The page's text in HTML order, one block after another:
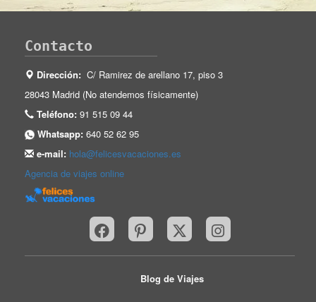
Contacto
Dirección: C/ Ramirez de arellano 17, piso 3
28043 Madrid (No atendemos físicamente)
Teléfono: 91 515 09 44
Whatsapp: 640 52 62 95
e-mail: hola@felicesvacaciones.es
Agencia de viajes online
Blog de Viajes